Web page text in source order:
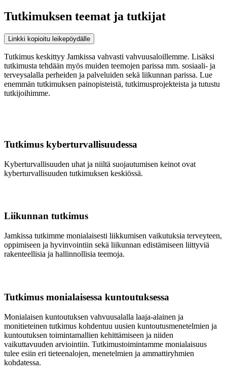
Tutkimuksen teemat ja tutkijat
Linkki kopioitu leikepöydälle
Tutkimus keskittyy Jamkissa vahvasti vahvuusaloillemme. Lisäksi
tutkimusta tehdään myös muiden teemojen parissa mm. sosiaali- ja
terveysalalla perheiden ja palveluiden sekä liikunnan parissa. Lue
enemmän tutkimuksen painopisteistä, tutkimusprojekteista ja tutustu
tutkijoihimme.
Tutkimus kyberturvallisuudessa
Kyberturvallisuuden uhat ja niiltä suojautumisen keinot ovat
kyberturvallisuuden tutkimuksen keskiössä.
Liikunnan tutkimus
Jamkissa tutkimme monialaisesti liikkumisen vaikutuksia terveyteen,
oppimiseen ja hyvinvointiin sekä liikunnan edistämiseen liittyviä
rakenteellisia ja hallinnollisia teemoja.
Tutkimus monialaisessa kuntoutuksessa
Monialaisen kuntoutuksen vahvuusalalla laaja-alainen ja
monitieteinen tutkimus kohdentuu uusien kuntoutusmenetelmien ja
kuntoutuksen toimintamallien kehittämiseen ja niiden
vaikuttavuuden arviointiin. Tutkimustoimintamme monialaisuus
tulee esiin eri tieteenalojen, menetelmien ja ammattiryhmien
kohdatessa.